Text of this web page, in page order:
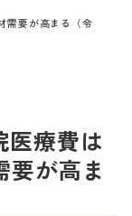
需要が高まる（令
医療費は
要が高ま